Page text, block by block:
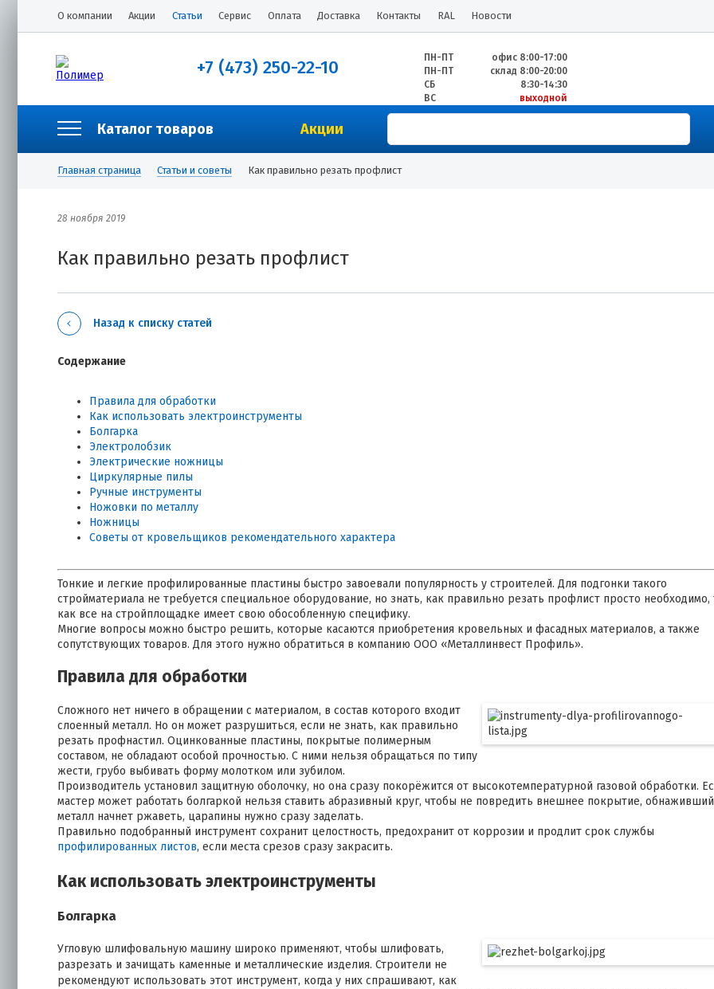
О компании Акции Статьи Сервис Оплата Доставка Контакты RAL Новости
+7 (473) 250-22-10 ПН-ПТ
офис 8:00-17:00
ПН-ПТ
склад 8:00-20:00
СБ
8:30-14:30
ВС
выходной
Каталог товаров Акции
Главная страница Статьи и советы Как правильно резать профлист
28 ноября 2019
Как правильно резать профлист
Назад к списку статей
Содержание
Правила для обработки
Как использовать электроинструменты
Болгарка
Электролобзик
Электрические ножницы
Циркулярные пилы
Ручные инструменты
Ножовки по металлу
Ножницы
Советы от кровельщиков рекомендательного характера
Тонкие и легкие профилированные пластины быстро завоевали популярность у строителей. Для подгонки такого
стройматериала не требуется специальное оборудование, но знать, как правильно резать профлист просто необходимо,
как все на стройплощадке имеет свою обособленную специфику.
Многие вопросы можно быстро решить, которые касаются приобретения кровельных и фасадных материалов, а также
сопутствующих товаров. Для этого нужно обратиться в компанию ООО «Металлинвест Профиль».
Правила для обработки
Сложного нет ничего в обращении с материалом, в состав которого входит
слоенный металл. Но он может разрушиться, если не знать, как правильно
резать профнастил. Оцинкованные пластины, покрытые полимерным
составом, не обладают особой прочностью. С ними нельзя обращаться по типу
жести, грубо выбивать форму молотком или зубилом.
Производитель установил защитную оболочку, но она сразу покорёжится от высокотемпературной газовой обработки.
мастер может работать болгаркой нельзя ставить абразивный круг, чтобы не повредить внешнее покрытие,
металл начнет ржаветь, царапины нужно сразу заделать.
Правильно подобранный инструмент сохранит целостность, предохранит от коррозии и продлит срок службы
профилированных листов, если места срезов сразу закрасить.
Как использовать электроинструменты
Болгарка
Угловую шлифовальную машину широко применяют, чтобы шлифовать,
разрезать и зачищать каменные и металлические изделия. Строители не
рекомендуют использовать этот инструмент, когда у них спрашивают, как